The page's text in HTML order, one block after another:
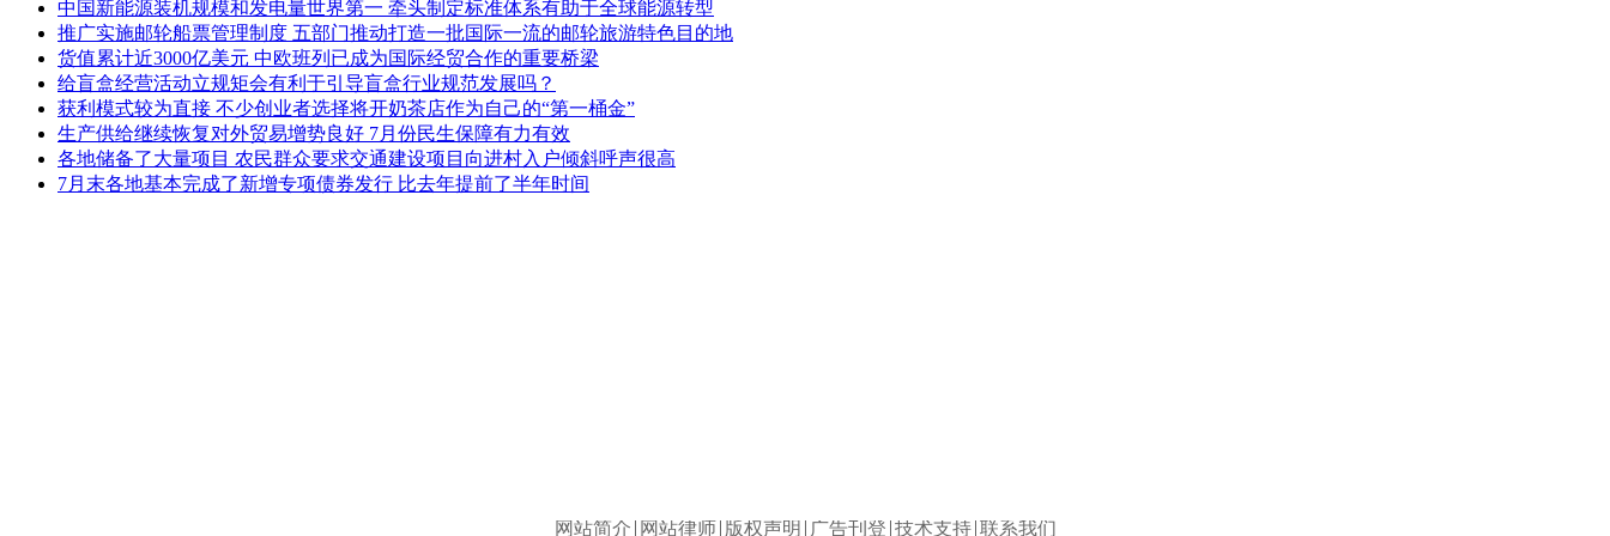
中国新能源装机规模和发电量世界第一 牵头制定标准体系有助于全球能源转型
推广实施邮轮船票管理制度 五部门推动打造一批国际一流的邮轮旅游特色目的地
货值累计近3000亿美元 中欧班列已成为国际经贸合作的重要桥梁
给盲盒经营活动立规矩会有利于引导盲盒行业规范发展吗？
获利模式较为直接 不少创业者选择将开奶茶店作为自己的“第一桶金”
生产供给继续恢复对外贸易增势良好 7月份民生保障有力有效
各地储备了大量项目 农民群众要求交通建设项目向进村入户倾斜呼声很高
7月末各地基本完成了新增专项债券发行 比去年提前了半年时间
网站简介 网站律师 版权声明 广告刊登 技术支持 联系我们